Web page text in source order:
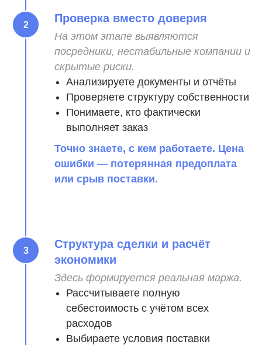
Проверка вместо доверия
На этом этапе выявляются
посредники, нестабильные компании и
скрытые риски.
Анализируете документы и отчёты
Проверяете структуру собственности
Понимаете, кто фактически
выполняет заказ
Точно знаете, с кем работаете. Цена
ошибки — потерянная предоплата
или срыв поставки.
Структура сделки и расчёт
экономики
Здесь формируется реальная маржа.
Рассчитываете полную
себестоимость с учётом всех
расходов
Выбираете условия поставки